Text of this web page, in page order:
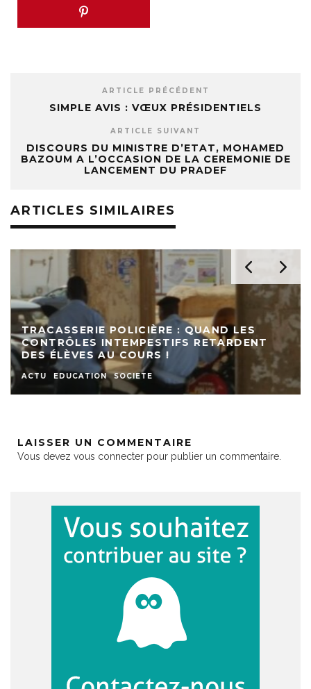
ARTICLE PRÉCÉDENT
SIMPLE AVIS : VŒUX PRÉSIDENTIELS
ARTICLE SUIVANT
DISCOURS DU MINISTRE D’ETAT, MOHAMED
BAZOUM A L’OCCASION DE LA CEREMONIE DE
LANCEMENT DU PRADEF
ARTICLES SIMILAIRES
TRACASSERIE POLICIÈRE : QUAND LES
CONTRÔLES INTEMPESTIFS RETARDENT
DES ÉLÈVES AU COURS !
ACTU EDUCATION SOCIETE
LAISSER UN COMMENTAIRE
Vous devez vous connecter pour publier un commentaire.